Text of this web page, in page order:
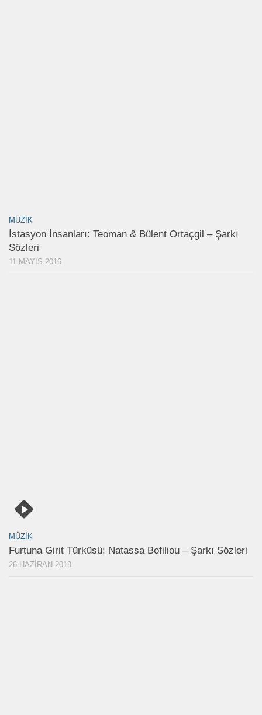
MÜZIK
İstasyon İnsanları: Teoman & Bülent Ortaçgil – Şarkı
Sözleri
11 MAYIS 2016
MÜZIK
Furtuna Girit Türküsü: Natassa Bofiliou – Şarkı Sözleri
26 HAZIRAN 2018